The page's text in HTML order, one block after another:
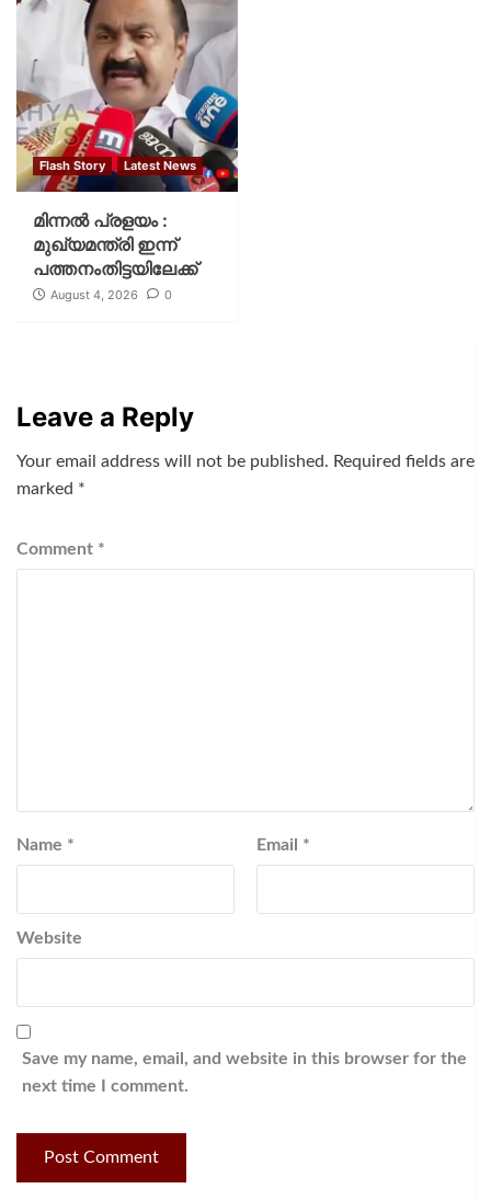
Flash Story Latest News
മിന്നല്‍ പ്രളയം :
മുഖ്യമന്ത്രി ഇന്ന്
പത്തനംതിട്ടയിലേക്ക്
August 4, 2026 0
Leave a Reply
Your email address will not be published. Required fields are
marked *
Comment *
Name * Email *
Website
Save my name, email, and website in this browser for the
next time I comment.